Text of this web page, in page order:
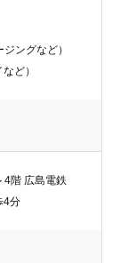
ングなど）
ど）
階 広島電鉄
4分